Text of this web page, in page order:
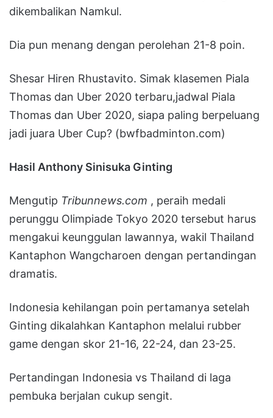
dikembalikan Namkul.
Dia pun menang dengan perolehan 21-8 poin.
Shesar Hiren Rhustavito. Simak klasemen Piala
Thomas dan Uber 2020 terbaru,jadwal Piala
Thomas dan Uber 2020, siapa paling berpeluang
jadi juara Uber Cup? (bwfbadminton.com)
Hasil Anthony Sinisuka Ginting
Mengutip Tribunnews.com , peraih medali
perunggu Olimpiade Tokyo 2020 tersebut harus
mengakui keunggulan lawannya, wakil Thailand
Kantaphon Wangcharoen dengan pertandingan
dramatis.
Indonesia kehilangan poin pertamanya setelah
Ginting dikalahkan Kantaphon melalui rubber
game dengan skor 21-16, 22-24, dan 23-25.
Pertandingan Indonesia vs Thailand di laga
pembuka berjalan cukup sengit.